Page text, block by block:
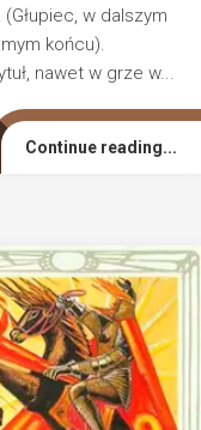
w dalszym
końcu).
nawet w grze w...
Continue reading...